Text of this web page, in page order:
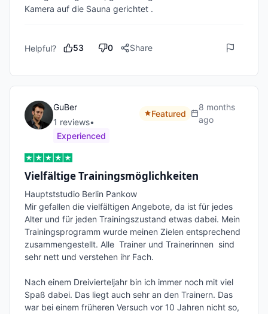
Kamera auf die Sauna gerichtet .
Helpful? 53 0 Share
GuBer
1 reviews•
Experienced
Featured
8 months
ago
Vielfältige Trainingsmöglichkeiten
Hauptststudio Berlin Pankow
Mir gefallen die vielfältigen Angebote, da ist für jedes
Alter und für jeden Trainingszustand etwas dabei. Mein
Trainingsprogramm wurde meinen Zielen entsprechend
zusammengestellt. Alle  Trainer und Trainerinnen  sind
sehr nett und verstehen ihr Fach.
Nach einem Dreivierteljahr bin ich immer noch mit viel
Spaß dabei. Das liegt auch sehr an den Trainern. Das
war bei einem früheren Versuch vor 10 Jahren nicht so,